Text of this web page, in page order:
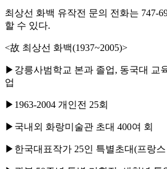
최상선 화백 유작전 문의 전화는 747-
할 수 있다.
<故 최상선 화백(1937~2005)>
▶강릉사범학교 본과 졸업, 동국대 교
업
▶1963-2004 개인전 25회
▶국내외 화랑미술관 초대 400여 회
▶한국대표작가 25인 특별초대(프랑